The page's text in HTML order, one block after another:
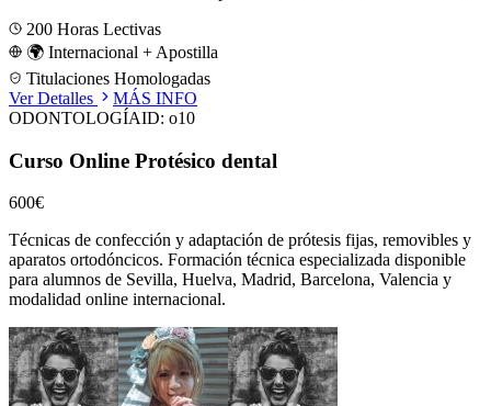
200 Horas Lectivas
🌍 Internacional + Apostilla
Titulaciones Homologadas
Ver Detalles
MÁS INFO
ODONTOLOGÍAID: o10
Curso Online Protésico dental
600€
Técnicas de confección y adaptación de prótesis fijas, removibles y
aparatos ortodóncicos. Formación técnica especializada disponible
para alumnos de Sevilla, Huelva, Madrid, Barcelona, Valencia y
modalidad online internacional.